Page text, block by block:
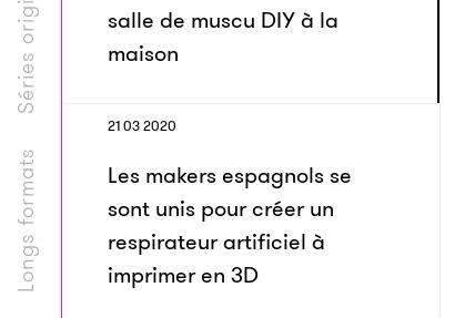
Longs formats
salle de muscu DIY à la
maison
21 03 2020
Les makers espagnols se
sont unis pour créer un
respirateur artificiel à
imprimer en 3D